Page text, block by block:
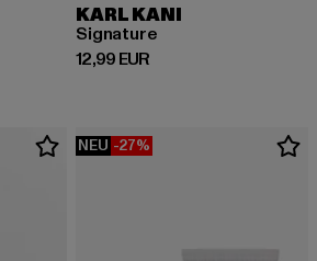
11,99 EUR
KARL KANI
Signature
12,99 EUR
Derzeitiger Preis: 12,99 EUR
NEU -27%